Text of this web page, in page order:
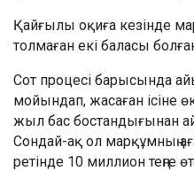
Қайғылы оқиға кезінде
толмаған екі баласы
Сот процесі барысында
мойындап, жасаған ісіне
жыл бас бостандығынан
Сондай-ақ ол марқұмның
ретінде 10 миллион теңге